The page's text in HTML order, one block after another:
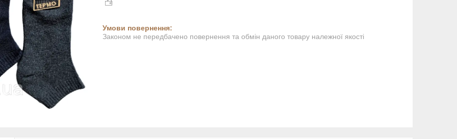
Законом не передбачено повернення та обмін даного товару належної якості